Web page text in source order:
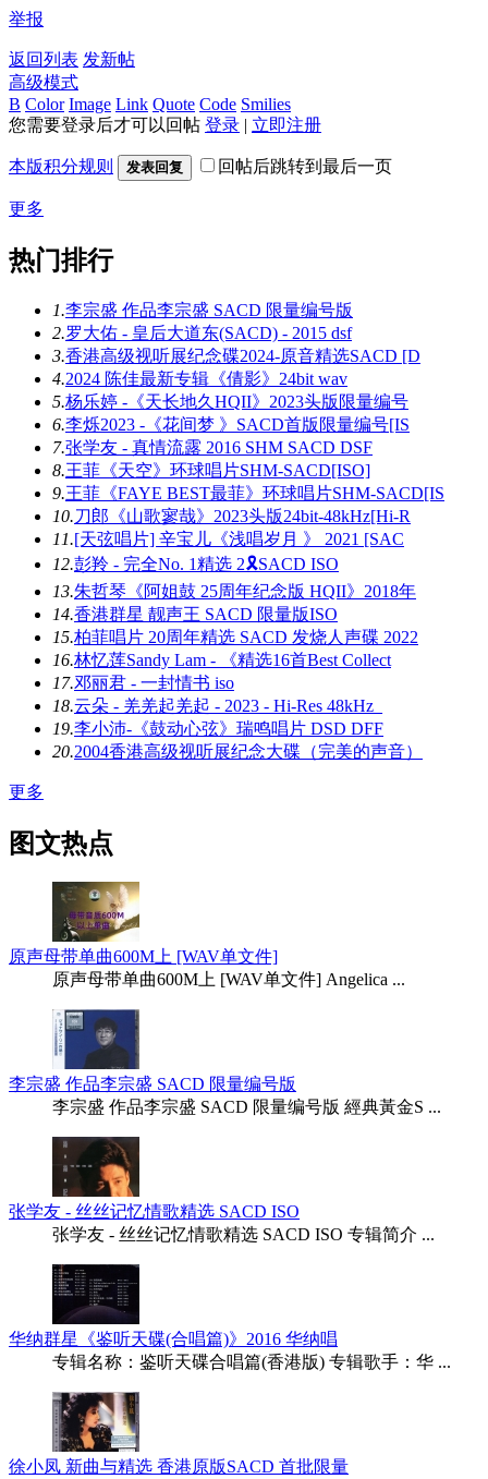
举报
返回列表 发新帖
高级模式
B Color Image Link Quote Code Smilies
您需要登录后才可以回帖 登录 | 立即注册
本版积分规则 发表回复 回帖后跳转到最后一页
更多
热门排行
1.李宗盛 作品李宗盛 SACD 限量编号版
2.罗大佑 - 皇后大道东(SACD) - 2015 dsf
3.香港高级视听展纪念碟2024-原音精选SACD [D
4.2024 陈佳最新专辑《倩影》24bit wav
5.杨乐婷 -《天长地久HQII》2023头版限量编号
6.李烁2023 -《花间梦 》SACD首版限量编号[IS
7.张学友 - 真情流露 2016 SHM SACD DSF
8.王菲《天空》环球唱片SHM-SACD[ISO]
9.王菲《FAYE BEST最菲》环球唱片SHM-SACD[IS
10.刀郎《山歌寥哉》2023头版24bit-48kHz[Hi-R
11.[天弦唱片] 辛宝儿《浅唱岁月 》 2021 [SAC
12.彭羚 - 完全No. 1精选 2🎗SACD ISO
13.朱哲琴《阿姐鼓 25周年纪念版 HQII》2018年
14.香港群星 靓声王 SACD 限量版ISO
15.柏菲唱片 20周年精选 SACD 发烧人声碟 2022
16.林忆莲Sandy Lam - 《精选16首Best Collect
17.邓丽君 - 一封情书 iso
18.云朵 - 羌羌起羌起 - 2023 - Hi-Res 48kHz_
19.李小沛-《鼓动心弦》瑞鸣唱片 DSD DFF
20.2004香港高级视听展纪念大碟（完美的声音）
更多
图文热点
原声母带单曲600M上 [WAV单文件]
原声母带单曲600M上 [WAV单文件] Angelica ...
李宗盛 作品李宗盛 SACD 限量编号版
李宗盛 作品李宗盛 SACD 限量编号版 經典黃金S ...
张学友 - 丝丝记忆情歌精选 SACD ISO
张学友 - 丝丝记忆情歌精选 SACD ISO 专辑简介 ...
华纳群星《鉴听天碟(合唱篇)》2016 华纳唱
专辑名称：鉴听天碟合唱篇(香港版) 专辑歌手：华 ...
徐小凤 新曲与精选 香港原版SACD 首批限量